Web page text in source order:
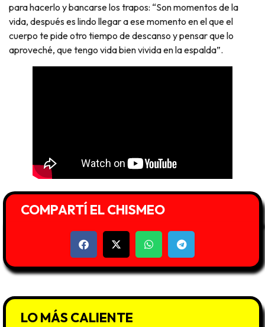
para hacerlo y bancarse los trapos: “Son momentos de la
vida, después es lindo llegar a ese momento en el que el
cuerpo te pide otro tiempo de descanso y pensar que lo
aproveché, que tengo vida bien vivida en la espalda”.
COMPARTÍ EL CHISMEO
LO MÁS CALIENTE